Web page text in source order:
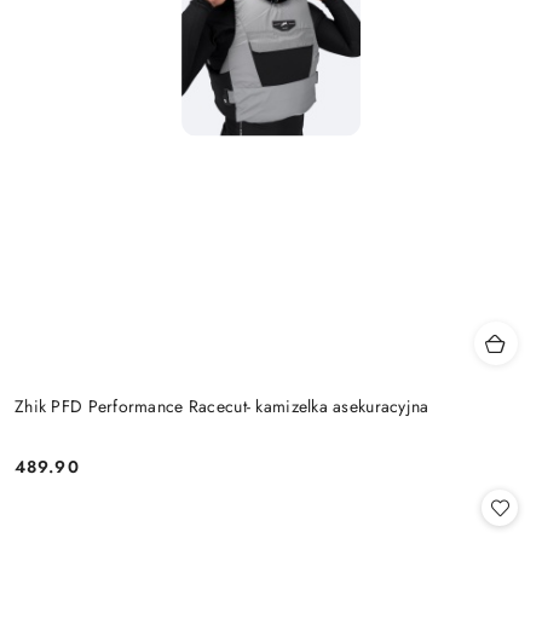
Zhik PFD Performance Racecut- kamizelka asekuracyjna
Cena:
489.90